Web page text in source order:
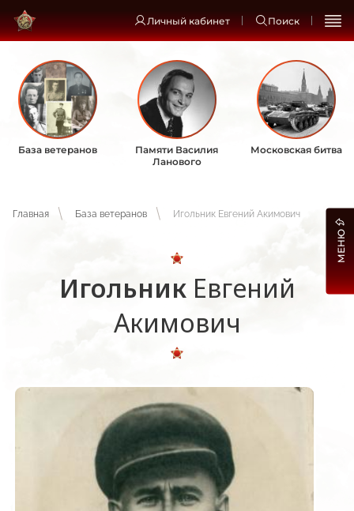
Личный кабинет Поиск
База ветеранов
Памяти Василия
Ланового
Московская битва
Главная База ветеранов Игольник Евгений Акимович
Игольник Евгений
Акимович
МЕНЮ